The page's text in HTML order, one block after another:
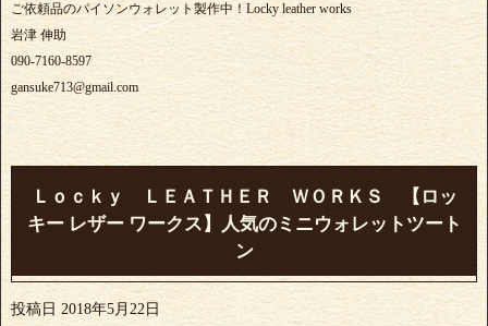
ご依頼品のパイソンウォレット製作中！Locky leather works
岩津 伸助
090-7160-8597
gansuke713@gmail.com
Ｌｏｃｋｙ ＬＥＡＴＨＥＲ ＷＯＲＫＳ 【ロッ
キー レザー ワークス】人気のミニウォレットツート
ン
投稿日 2018年5月22日